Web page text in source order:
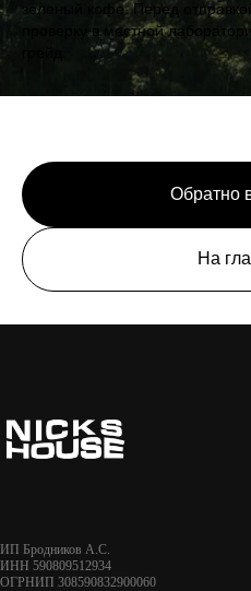
зеленый кофе. Перед
проверку в местной
Обратно
На
ИП Бродников А.С.
ИНН 590809512934
ОГРНИП 308590832900060